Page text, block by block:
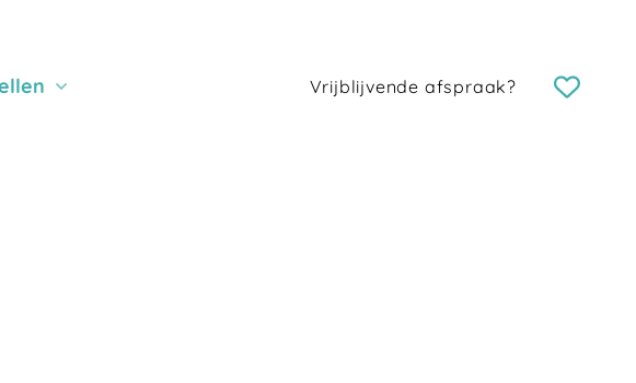
Vrijblijvende afspraak?